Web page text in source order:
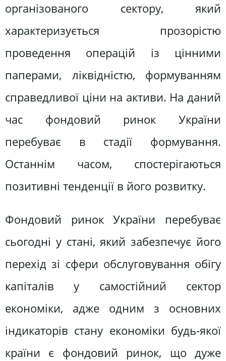
організованого сектору, який
характеризується прозорістю
проведення операцій із цінними
паперами, ліквідністю, формуванням
справедливої ціни на активи. На даний
час фондовий ринок України
перебуває в стадії формування.
Останнім часом, спостерігаються
позитивні тенденції в його розвитку.
Фондовий ринок України перебуває
сьогодні у стані, який забезпечує його
перехід зі сфери обслуговування обігу
капіталів у самостійний сектор
економіки, адже одним з основних
індикаторів стану економіки будь-якої
країни є фондовий ринок, що дуже